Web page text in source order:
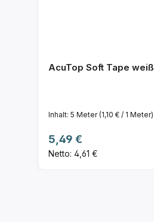
AcuTop Soft Tape weiß
Inhalt: 5 Meter(1,10 € / 1 Meter)
Regulärer Preis:
5,49 €
Netto: 4,61 €